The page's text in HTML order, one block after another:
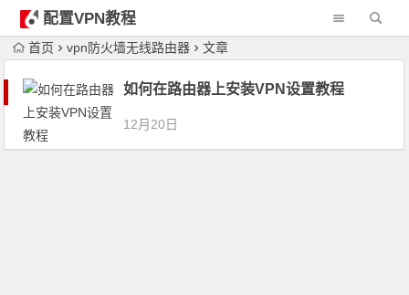
配置VPN教程
首页 vpn防火墙无线路由器 文章
如何在路由器上安装VPN设置教程
12月20日